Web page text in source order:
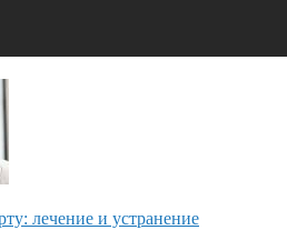
лечение и устранение